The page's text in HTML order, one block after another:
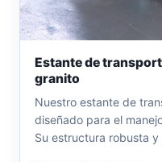
Estante de
granito
Nuestro estante de
diseñado para el
Su estructura robusta